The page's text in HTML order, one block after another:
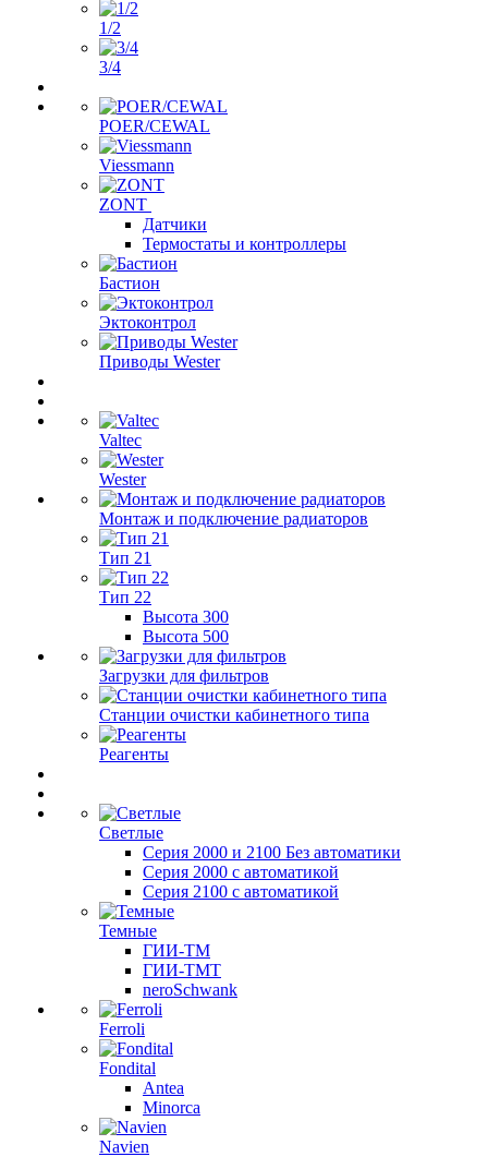
1/2
3/4
POER/CEWAL
Viessmann
ZONT
Датчики
Термостаты и контроллеры
Бастион
Эктоконтрол
Приводы Wester
Valtec
Wester
Монтаж и подключение радиаторов
Тип 21
Тип 22
Высота 300
Высота 500
Загрузки для фильтров
Станции очистки кабинетного типа
Реагенты
Светлые
Серия 2000 и 2100 Без автоматики
Серия 2000 с автоматикой
Серия 2100 с автоматикой
Темные
ГИИ-ТМ
ГИИ-ТМТ
neroSchwank
Ferroli
Fondital
Antea
Minorca
Navien